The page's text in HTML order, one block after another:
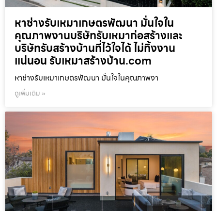
หาช่างรับเหมาเกษตรพัฒนา มั่นใจใน
คุณภาพงานบริษัทรับเหมาก่อสร้างและ
บริษัทรับสร้างบ้านที่ไว้ใจได้ ไม่ทิ้งงาน
แน่นอน รับเหมาสร้างบ้าน.com
หาช่างรับเหมาเกษตรพัฒนา มั่นใจในคุณภาพงา
ดูเพิ่มเติม »